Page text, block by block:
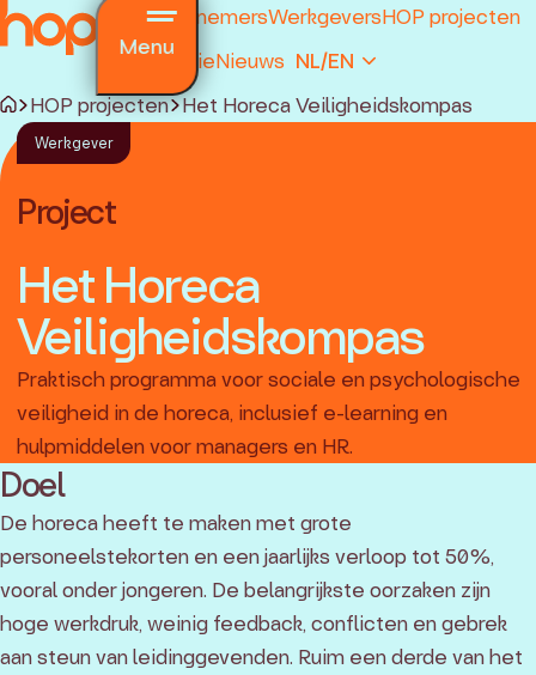
WerknemersWerkgeversHOP projecten
PremieNieuws NL/EN
Menu
verantwoording
HOP projecten Het Horeca Veiligheidskompas
Werkgever
Project
Het Horeca
Veiligheidskompas
Praktisch programma voor sociale en psychologische
veiligheid in de horeca, inclusief e-learning en
hulpmiddelen voor managers en HR.
Doel
De horeca heeft te maken met grote
personeelstekorten en een jaarlijks verloop tot 50%,
vooral onder jongeren. De belangrijkste oorzaken zijn
hoge werkdruk, weinig feedback, conflicten en gebrek
aan steun van leidinggevenden. Ruim een derde van het